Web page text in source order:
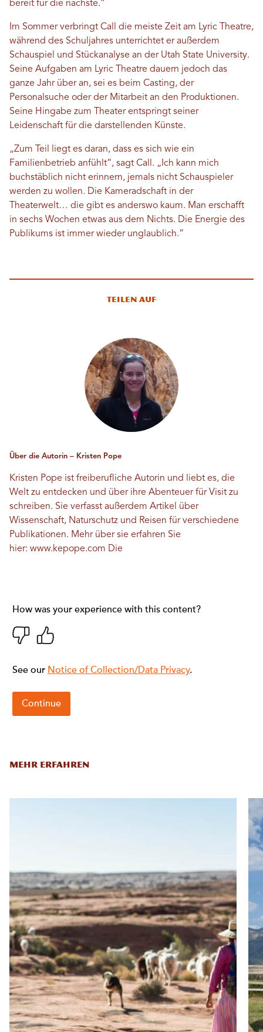
bereit für die nächste.“
Im Sommer verbringt Call die meiste Zeit am Lyric Theatre,
während des Schuljahres unterrichtet er außerdem
Schauspiel und Stückanalyse an der Utah State University.
Seine Aufgaben am Lyric Theatre dauern jedoch das
ganze Jahr über an, sei es beim Casting, der
Personalsuche oder der Mitarbeit an den Produktionen.
Seine Hingabe zum Theater entspringt seiner
Leidenschaft für die darstellenden Künste.
„Zum Teil liegt es daran, dass es sich wie ein
Familienbetrieb anfühlt“, sagt Call. „Ich kann mich
buchstäblich nicht erinnern, jemals nicht Schauspieler
werden zu wollen. Die Kameradschaft in der
Theaterwelt… die gibt es anderswo kaum. Man erschafft
in sechs Wochen etwas aus dem Nichts. Die Energie des
Publikums ist immer wieder unglaublich.“
Teilen auf
Über die Autorin – Kristen Pope
Kristen Pope ist freiberufliche Autorin und liebt es, die
Welt zu entdecken und über ihre Abenteuer für Visit zu
schreiben. Sie verfasst außerdem Artikel über
Wissenschaft, Naturschutz und Reisen für verschiedene
Publikationen. Mehr über sie erfahren Sie
hier: www.kepope.com Die
MEHR ERFAHREN